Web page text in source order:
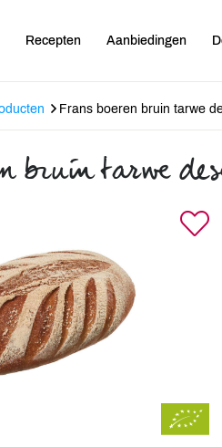
Recepten Aanbiedingen
Frans boeren bruin tarwe
bruin tarwe